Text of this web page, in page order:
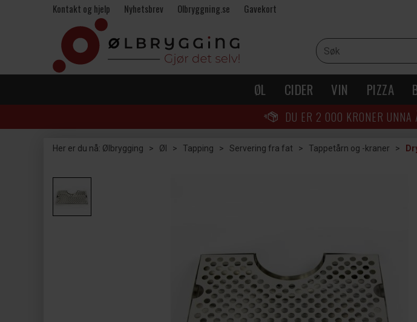
Kontakt og hjelp Nyhetsbrev Olbryggning.se Gavekort
ØL CIDER VIN PIZZA
DU ER 2 000 KRONER
Her er du nå: Ølbrygging > Øl > Tapping > Servering fra fat > Tappetårn og -kraner >